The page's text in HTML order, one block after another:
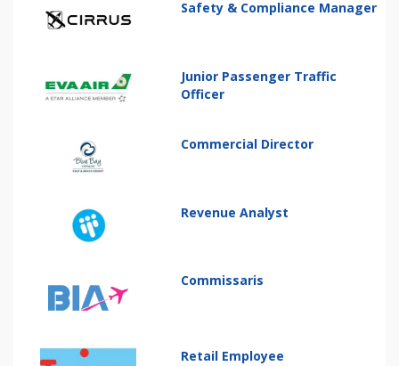
Safety & Compliance Manager
Junior Passenger Traffic
Officer
Commercial Director
Revenue Analyst
Commissaris
Retail Employee